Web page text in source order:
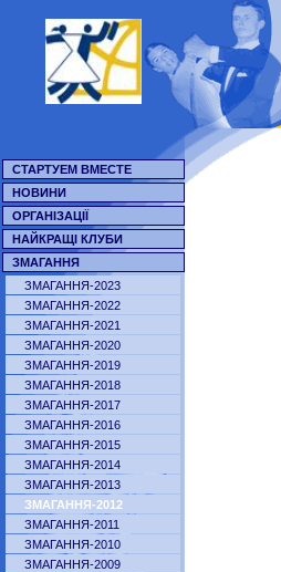
СТАРТУЕМ ВМЕСТЕ
НОВИНИ
ОРГАНІЗАЦІЇ
НАЙКРАЩІ КЛУБИ
ЗМАГАННЯ
ЗМАГАННЯ-2023
ЗМАГАННЯ-2022
ЗМАГАННЯ-2021
ЗМАГАННЯ-2020
ЗМАГАННЯ-2019
ЗМАГАННЯ-2018
ЗМАГАННЯ-2017
ЗМАГАННЯ-2016
ЗМАГАННЯ-2015
ЗМАГАННЯ-2014
ЗМАГАННЯ-2013
ЗМАГАННЯ-2012
ЗМАГАННЯ-2011
ЗМАГАННЯ-2010
ЗМАГАННЯ-2009